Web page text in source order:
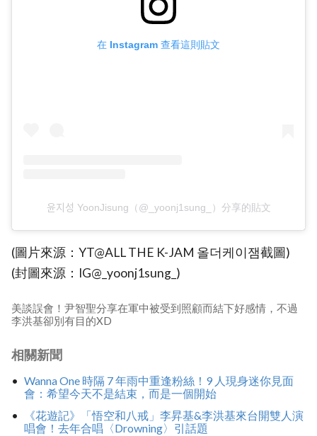
在 Instagram 查看這則貼文
윤지성 YoonJisung（@_yoonj1sung_）分享的貼文
(圖片來源：YT@ALL THE K-JAM 올더케이잼截圖)
(封圖來源：IG@_yoonj1sung_)
美談誤會！尹智聖分享在軍中被受到照顧而結下好感情，不過
李洪基卻別有目的XD
相關新聞
Wanna One 時隔 7 年雨中重逢粉絲！9 人現身迷你見面
會：希望今天不是結束，而是一個開始
《花遊記》「悟空和八戒」李昇基&李洪基來台開雙人演
唱會！去年合唱〈Drowning〉引話題